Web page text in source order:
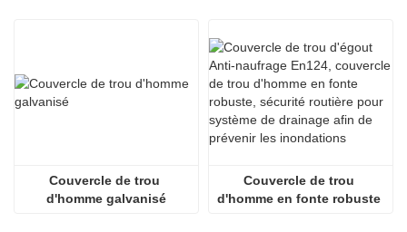
Couvercle de trou
d'homme galvanisé
Couvercle de trou
d'homme en fonte robuste